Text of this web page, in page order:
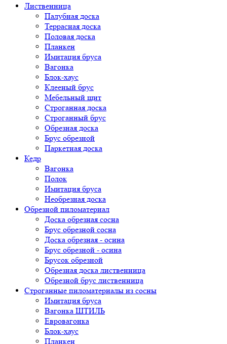
Лиственница
Палубная доска
Террасная доска
Половая доска
Планкен
Имитация бруса
Вагонка
Блок-хаус
Клееный брус
Мебельный щит
Строганная доска
Строганный брус
Обрезная доска
Брус обрезной
Паркетная доска
Кедр
Вагонка
Полок
Имитация бруса
Необрезная доска
Обрезной пиломатериал
Доска обрезная сосна
Брус обрезной сосна
Доска обрезная - осина
Брус обрезной - осина
Брусок обрезной
Обрезная доска лиственница
Обрезной брус лиственница
Строганные пиломатериалы из сосны
Имитация бруса
Вагонка ШТИЛЬ
Евровагонка
Блок-хаус
Планкен